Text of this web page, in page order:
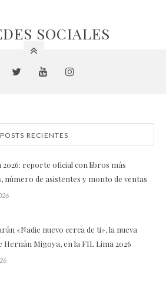
SOCIALES
POSTS RECIENTES
2026: reporte oficial con libros más
número de asistentes y monto de ventas
«Nadie nuevo cerca de ti», la nueva
Hernán Migoya, en la FIL Lima 2026